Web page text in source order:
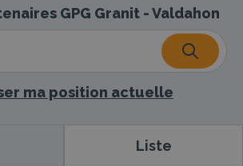
GPG Granit - Valdahon
ma position actuelle
Liste